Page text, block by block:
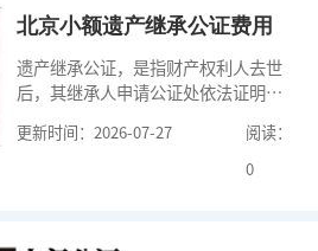
料外，公证咨询告诉大家，我们有必
京婚前财产公证机构？了解这些不仅
有利于我们根
北京小额遗产继承公证费用
遗产继承公证，是指财产权利人去世
后，其继承人申请公证处依法证明继
的证明活动。通过公证，继承人可以
拿着享有继承权的公证书办理遗产过
更新时间：2026-07-27
阅读：
0